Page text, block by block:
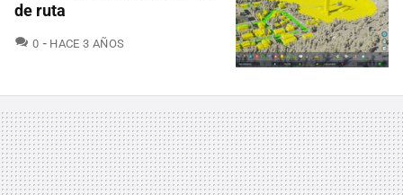
de ruta
0 COMENTARIOS
HACE 3 AÑOS